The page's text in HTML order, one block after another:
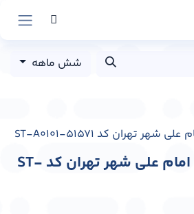
شش ماهه
استرابورد بزرگراه امام علی شهر تهران کد ST-